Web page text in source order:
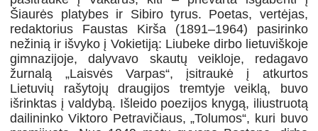
Šiaurės platybes ir Sibiro tyrus. Poetas, vertėjas,
redaktorius Faustas Kirša (1891–1964) pasirinko
nežinią ir išvyko į Vokietiją: Liubeke dirbo lietuviškoje
gimnazijoje, dalyvavo skautų veikloje, redagavo
žurnalą „Laisvės Varpas“, įsitraukė į atkurtos
Lietuvių rašytojų draugijos tremtyje veiklą, buvo
išrinktas į valdybą. Išleido poezijos knygą, iliustruotą
dailininko Viktoro Petravičiaus, „Tolumos“, kuri buvo